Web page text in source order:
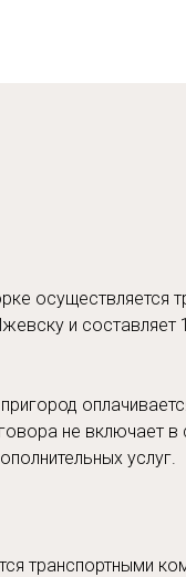
осуществляется
и составляет
не включает в
услуг.
транспортными